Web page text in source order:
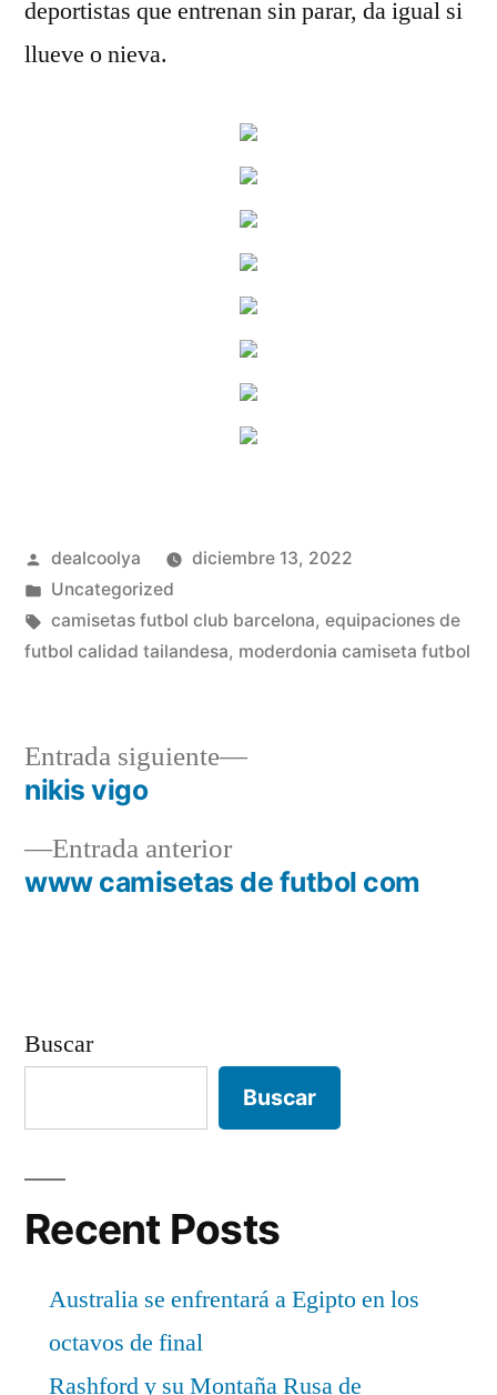
deportistas que entrenan sin parar, da igual si
llueve o nieva.
Publicado
por
dealcoolya
diciembre 13, 2022
Publicado
en
Uncategorized
Etiquetas:
camisetas futbol club barcelona, equipaciones de
futbol calidad tailandesa, moderdonia camiseta futbol
Navegación
deEntrada anteriorEntrada
anterior:
www camisetas de futbol com
Entrada siguiente
Entrada
nikis vigo
Buscar
Buscar
Recent Posts
Australia se enfrentará a Egipto en los
octavos de final
Rashford y su Montaña Rusa de